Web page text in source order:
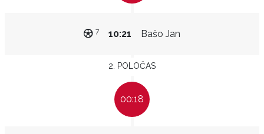
Bašo Jan
10:21
7
2. POLOČAS
00:18